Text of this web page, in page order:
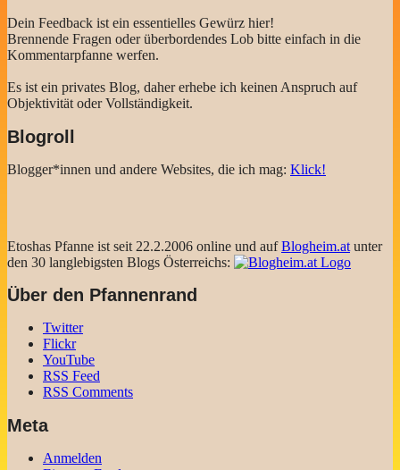
Dein Feedback ist ein essentielles Gewürz hier!
Brennende Fragen oder überbordendes Lob bitte einfach in die
Kommentarpfanne werfen.
Es ist ein privates Blog, daher erhebe ich keinen Anspruch auf
Objektivität oder Vollständigkeit.
Blogroll
Blogger*innen und andere Websites, die ich mag: Klick!
Etoshas Pfanne ist seit 22.2.2006 online und aufBlogheim.at unter
den 30 langlebigsten Blogs Österreichs:
Über den Pfannenrand
Twitter
Flickr
YouTube
RSS Feed
RSS Comments
Meta
Anmelden